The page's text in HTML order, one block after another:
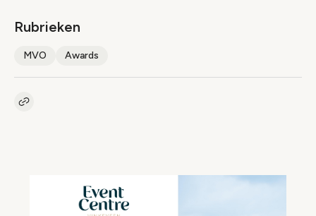
Rubrieken
MVO Awards
Kopieer link naar artikel